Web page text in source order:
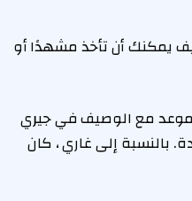
يمكنك أن تأخذ مشهدًا أو
مع الوصيف في جيري
بالنسبة إلى غاري ، كان